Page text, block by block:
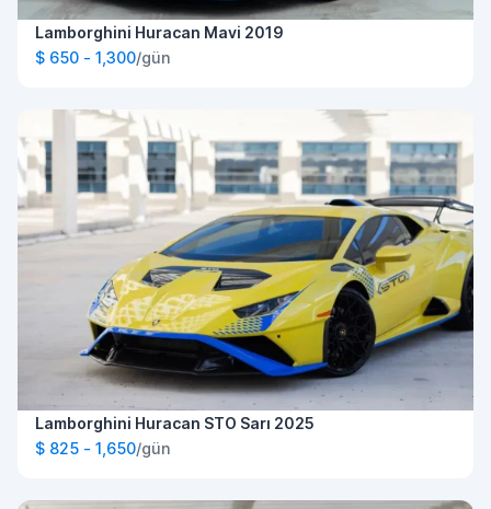
Lamborghini Huracan Mavi 2019
$ 650 - 1,300/gün
Lamborghini Huracan STO Sarı 2025
$ 825 - 1,650/gün